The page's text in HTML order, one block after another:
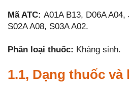
Mã ATC: A01A B13, D06A A04,
S02A A08, S03A A02.
Phân loại thuốc: Kháng sinh.
1.1, Dạng thuốc